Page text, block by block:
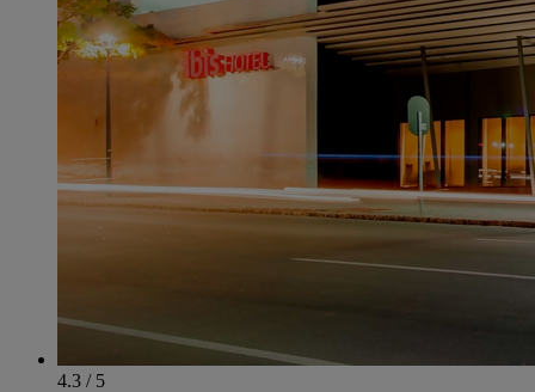
4.3 / 5